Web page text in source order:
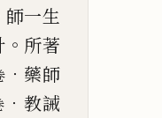
師一生
。 所著
． 藥師
． 教誡